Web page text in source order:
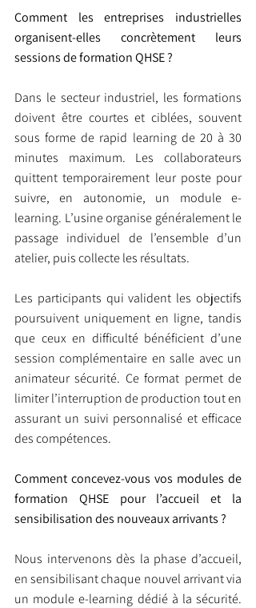
Comment les entreprises industrielles
organisent-elles concrètement leurs
sessions de formation QHSE ?
Dans le secteur industriel, les formations
doivent être courtes et ciblées, souvent
sous forme de rapid learning de 20 à 30
minutes maximum. Les collaborateurs
quittent temporairement leur poste pour
suivre, en autonomie, un module e-
learning. L’usine organise généralement le
passage individuel de l’ensemble d’un
atelier, puis collecte les résultats.
Les participants qui valident les objectifs
poursuivent uniquement en ligne, tandis
que ceux en difficulté bénéficient d’une
session complémentaire en salle avec un
animateur sécurité. Ce format permet de
limiter l’interruption de production tout en
assurant un suivi personnalisé et efficace
des compétences.
Comment concevez-vous vos modules de
formation QHSE pour l’accueil et la
sensibilisation des nouveaux arrivants ?
Nous intervenons dès la phase d’accueil,
en sensibilisant chaque nouvel arrivant via
un module e-learning dédié à la sécurité.